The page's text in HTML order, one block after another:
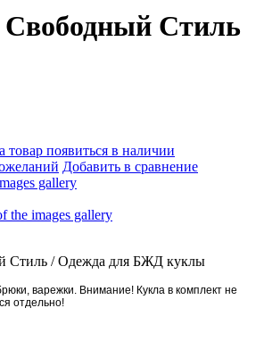
Стиль
товар появиться в наличии
Добавить в сравнение
gallery
the images gallery
Стиль /Одежда для БЖД куклы
варежки. Внимание! Кукла в комплект не
отдельно!